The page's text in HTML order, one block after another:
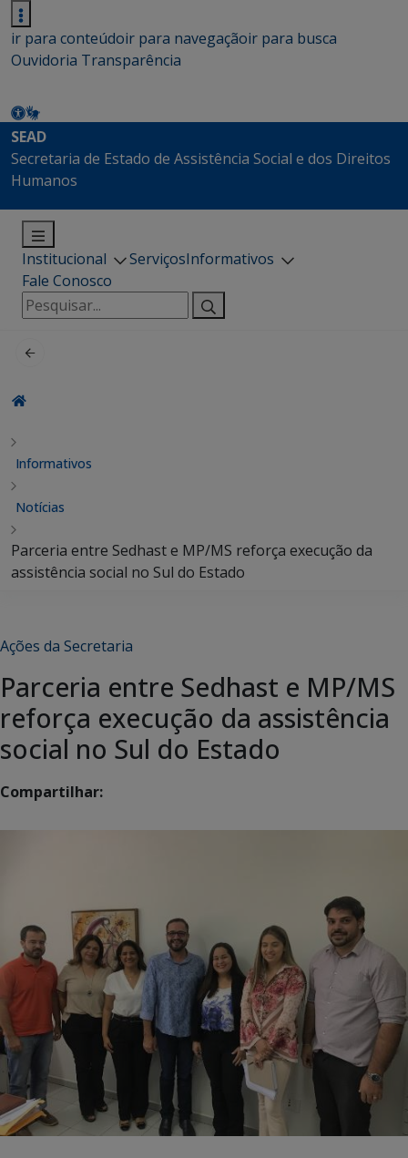
ir para conteúdoir para navegaçãoir para busca
Ouvidoria Transparência
SEAD
Secretaria de Estado de Assistência Social e dos Direitos
Humanos
Institucional ServiçosInformativos
Fale Conosco
Pesquisar
por:
Informativos
Notícias
Parceria entre Sedhast e MP/MS reforça execução da
assistência social no Sul do Estado
Ações da Secretaria
Parceria entre Sedhast e MP/MS
reforça execução da assistência
social no Sul do Estado
Compartilhar: